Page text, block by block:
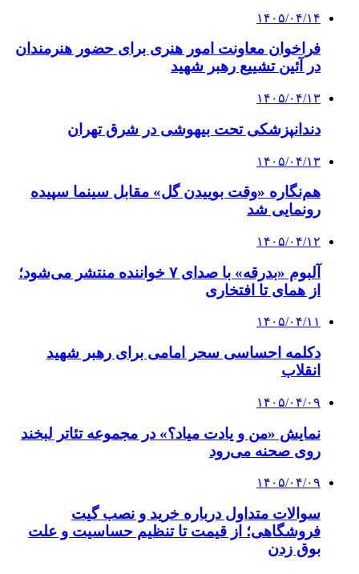
۱۴۰۵/۰۴/۱۴
فراخوان معاونت امور هنری برای حضور هنرمندان
در آئین تشییع رهبر شهید
۱۴۰۵/۰۴/۱۳
دندانپزشکی تحت بیهوشی در شرق تهران
۱۴۰۵/۰۴/۱۳
هم‌نگاره «وقت بوییدن گل» مقابل سینما سپیده
رونمایی شد
۱۴۰۵/۰۴/۱۲
آلبوم «بدرقه» با صدای ۷ خواننده منتشر می‌شود؛
از همای تا افتخاری
۱۴۰۵/۰۴/۱۱
دکلمه‌ احساسی سحر امامی برای رهبر شهید
انقلاب
۱۴۰۵/۰۴/۰۹
نمایش «من و یادت میاد؟» در مجموعه تئاتر لبخند
روی صحنه می‌رود
۱۴۰۵/۰۴/۰۹
سوالات متداول درباره خرید و نصب گیت
فروشگاهی؛ از قیمت تا تنظیم حساسیت و علت
بوق زدن